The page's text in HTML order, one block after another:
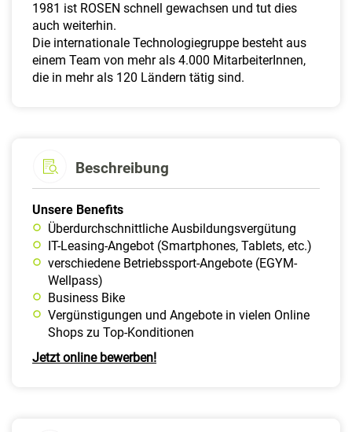
1981 ist ROSEN schnell gewachsen und tut dies
auch weiterhin.
Die internationale Technologiegruppe besteht aus
einem Team von mehr als 4.000 MitarbeiterInnen,
die in mehr als 120 Ländern tätig sind.
Beschreibung
Unsere Benefits
Überdurchschnittliche Ausbildungsvergütung
IT-Leasing-Angebot (Smartphones, Tablets, etc.)
verschiedene Betriebssport-Angebote (EGYM-
Wellpass)
Business Bike
Vergünstigungen und Angebote in vielen Online
Shops zu Top-Konditionen
Jetzt online bewerben!